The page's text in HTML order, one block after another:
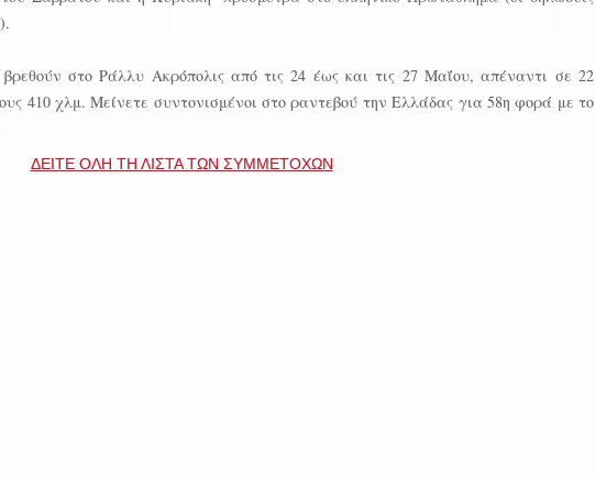
στο Ράλλυ Ακρόπολις από τις 24 έως και τις 27 Μαΐου, απέναντι σε 22
410 χλμ. Μείνετε συντονισμένοι στο ραντεβού την Ελλάδας για 58η φορά με το
ΔΕΙΤΕ ΟΛΗ ΤΗ ΛΙΣΤΑ ΤΩΝ ΣΥΜΜΕΤΟΧΩΝ